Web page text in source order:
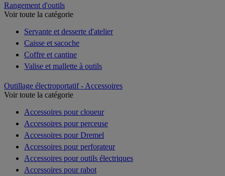
Rangement d'outils
Voir toute la catégorie
Servante et desserte d'atelier
Caisse et sacoche
Coffre et cantine
Valise et mallette à outils
Outillage électroportatif - Accessoires
Voir toute la catégorie
Accessoires pour cloueur
Accessoires pour perceuse
Accessoires pour Dremel
Accessoires pour perforateur
Accessoires pour outils électriques
Accessoires pour rabot